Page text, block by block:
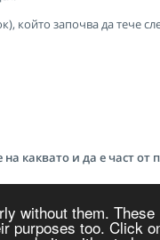
without them. These
purposes too. Click
който започва да тече
каквато и да е част от